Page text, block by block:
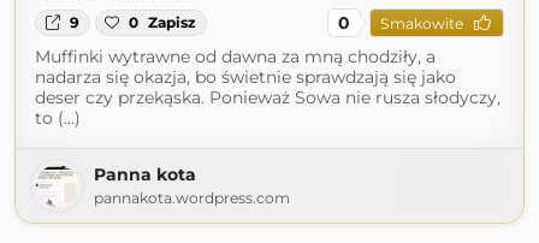
9 0 Zapisz 0 Smakowite
Muffinki wytrawne od dawna za mną chodziły, a
nadarza się okazja, bo świetnie sprawdzają się jako
deser czy przekąska. Ponieważ Sowa nie rusza słodyczy,
to (...)
Panna kota
pannakota.wordpress.com